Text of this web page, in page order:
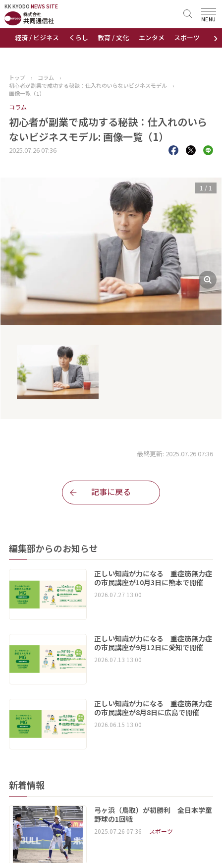
KK KYODO NEWS SITE
›
経済 / ビジネス くらし 教育 / 文化 エンタメ スポーツ 地域
MENU
KK KYODONEWS SITE
トップページ
ニュース
おすすめコンテンツ
出版物
トップ › コラム
›
初心者が副業で成功する秘訣：仕入れのいらないビジネスモデル
›
画像一覧（1）
コラム
初心者が副業で成功する秘訣：仕入れのいら
ないビジネスモデル: 画像一覧（1）
2025.07.26 07:36
1 / 1
最終更新: 2025.07.26 07:36
記事に戻る
編集部からのお知らせ
正しい知識が力になる 重症筋無力症
の市民講座が10月3日に熊本で開催
2026.07.27 13:00
正しい知識が力になる 重症筋無力症
の市民講座が9月12日に愛知で開催
2026.07.13 13:00
正しい知識が力になる 重症筋無力症
の市民講座が8月8日に広島で開催
2026.06.15 13:00
新着情報
弓ヶ浜（鳥取）が初勝利 全日本学童
野球の1回戦
2025.07.26 07:36 スポーツ